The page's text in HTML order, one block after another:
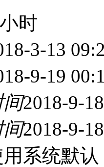
时
3-13
9-19
间2018-9-
间2018-9-
系统默认